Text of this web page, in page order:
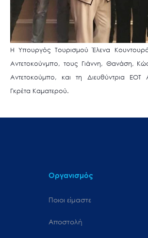
Η Υπουργός Τουρισμού Έλενα
Αντετοκούνμπο, τους Γιάννη, Θανάση,
Αντετοκούμπο, και τη Διευθύντρια ΕΟΤ
Γκρέτα Καματερού.
Οργανισμός
Ποιοι είμαστε
Αποστολή